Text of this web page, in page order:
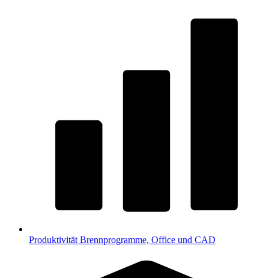
Produktivität Brennprogramme, Office und CAD